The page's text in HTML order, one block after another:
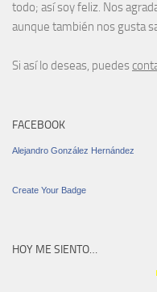
todo; así soy feliz. Nos
aunque también nos gusta
Si así lo deseas, puedes
FACEBOOK
Alejandro González Hernández
Create Your Badge
HOY ME SIENTO…